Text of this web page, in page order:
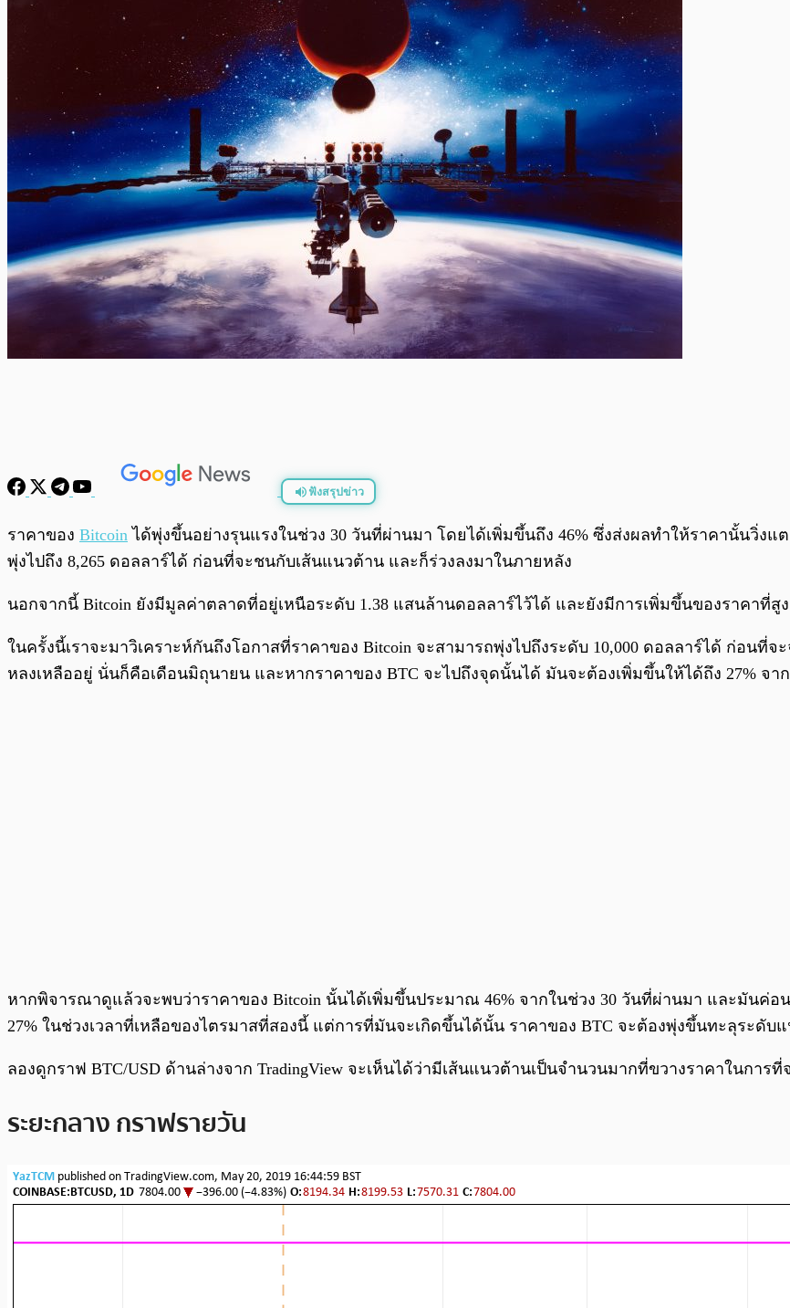
ฟังสรุปข่าว
พร้อมเล่น
ราคาของ Bitcoin ได้พุ่งขึ้นอย่างรุนแรงในช่วง 30 วันที่ผ่านมา โดยได้เพิ่มขึ้นถึง 46% ซึ่งส่งผลทำให้ราคานั้นวิ่งแ
พุ่งไปถึง 8,265 ดอลลาร์ได้ ก่อนที่จะชนกับเส้นแนวต้าน และก็ร่วงลงมาในภายหลัง
นอกจากนี้ Bitcoin ยังมีมูลค่าตลาดที่อยู่เหนือระดับ 1.38 แสนล้านดอลลาร์ไว้ได้ และยังมีการเพิ่มขึ้นของราคาที่สู
ในครั้งนี้เราจะมาวิเคราะห์กันถึงโอกาสที่ราคาของ Bitcoin จะสามารถพุ่งไปถึงระดับ 10,000 ดอลลาร์ได้ ก่อนที่
หลงเหลืออยู่ นั่นก็คือเดือนมิถุนายน และหากราคาของ BTC จะไปถึงจุดนั้นได้ มันจะต้องเพิ่มขึ้นให้ได้ถึง 27% จา
หากพิจารณาดูแล้วจะพบว่าราคาของ Bitcoin นั้นได้เพิ่มขึ้นประมาณ 46% จากในช่วง 30 วันที่ผ่านมา และมันค่
27% ในช่วงเวลาที่เหลือของไตรมาสที่สองนี้ แต่การที่มันจะเกิดขึ้นได้นั้น ราคาของ BTC จะต้องพุ่งขึ้นทะลุระดับ
ลองดูกราฟ BTC/USD ด้านล่างจาก TradingView จะเห็นได้ว่ามีเส้นแนวต้านเป็นจำนวนมากที่ขวางราคาในการที่
ระยะกลาง กราฟรายวัน